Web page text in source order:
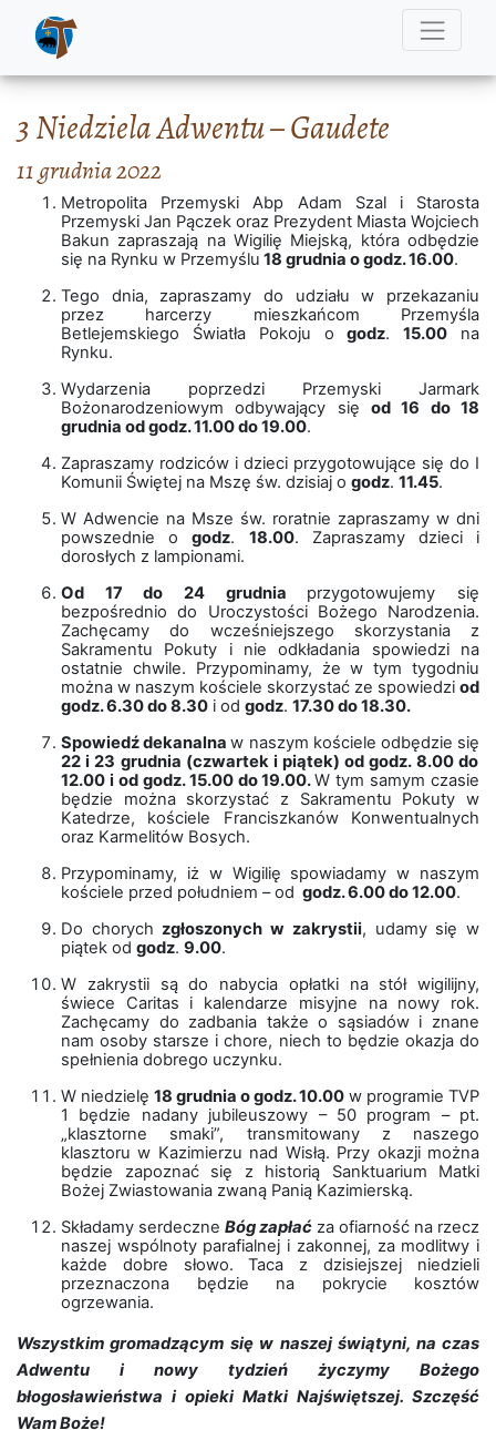
3 Niedziela Adwentu – Gaudete
11 grudnia 2022
Metropolita Przemyski Abp Adam Szal i Starosta
Przemyski Jan Pączek oraz Prezydent Miasta Wojciech
Bakun zapraszają na Wigilię Miejską, która odbędzie
się na Rynku w Przemyślu 18 grudnia o godz. 16.00.
Tego dnia, zapraszamy do udziału w przekazaniu
przez harcerzy mieszkańcom Przemyśla
Betlejemskiego Światła Pokoju ogodz.15.00 na
Rynku.
Wydarzenia poprzedzi Przemyski Jarmark
Bożonarodzeniowym odbywający się od 16 do 18
grudnia od godz. 11.00 do 19.00.
Zapraszamy rodziców i dzieci przygotowujące się do I
Komunii Świętej na Mszę św. dzisiaj o godz. 11.45.
W Adwencie na Msze św. roratnie zapraszamy w dni
powszednie ogodz. 18.00. Zapraszamy dzieci i
dorosłych z lampionami.
Od 17 do 24 grudnia przygotowujemy się
bezpośrednio do Uroczystości Bożego Narodzenia.
Zachęcamy do wcześniejszego skorzystania z
Sakramentu Pokuty i nie odkładania spowiedzi na
ostatnie chwile. Przypominamy, że w tym tygodniu
można w naszym kościele skorzystać ze spowiedzi od
godz. 6.30 do 8.30 i od godz. 17.30 do 18.30.
Spowiedź dekanalnaw naszym kościele odbędzie się
22 i 23 grudnia (czwartek i piątek) od godz. 8.00 do
12.00 i od godz. 15.00 do 19.00.W tym samym czasie
będzie można skorzystać z Sakramentu Pokuty w
Katedrze, kościele Franciszkanów Konwentualnych
oraz Karmelitów Bosych.
Przypominamy, iż w Wigilię spowiadamy w naszym
kościele przed południem – od godz. 6.00 do 12.00.
Do chorychzgłoszonych w zakrystii, udamy się w
piątek od godz. 9.00.
W zakrystii są do nabycia opłatki na stół wigilijny,
świece Caritas i kalendarze misyjne na nowy rok.
Zachęcamy do zadbania także o sąsiadów i znane
nam osoby starsze i chore, niech to będzie okazja do
spełnienia dobrego uczynku.
W niedzielę 18 grudnia o godz. 10.00 w programie TVP
1 będzie nadany jubileuszowy – 50 program – pt.
„klasztorne smaki”, transmitowany z naszego
klasztoru w Kazimierzu nad Wisłą. Przy okazji można
będzie zapoznać się z historią Sanktuarium Matki
Bożej Zwiastowania zwaną Panią Kazimierską.
Składamy serdeczne Bóg zapłać za ofiarność na rzecz
naszej wspólnoty parafialnej i zakonnej, za modlitwy i
każde dobre słowo. Taca z dzisiejszej niedzieli
przeznaczona będzie na pokrycie kosztów
ogrzewania.
Wszystkim gromadzącym się w naszej świątyni, na czas
Adwentu i nowy tydzień życzymy Bożego
błogosławieństwa i opieki Matki Najświętszej. Szczęść
Wam Boże!